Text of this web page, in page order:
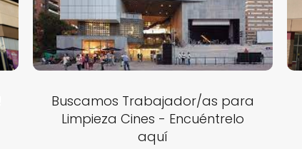
Buscamos Trabajador/as para
Limpieza Cines - Encuéntrelo
aquí